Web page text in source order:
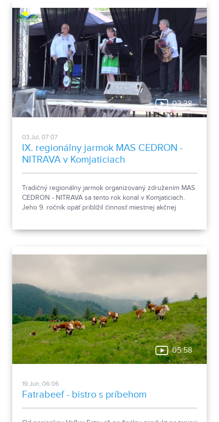
03:38
03.Jul, 07:07
IX. regionálny jarmok MAS CEDRON -
NITRAVA v Komjaticiach
Tradičný regionálny jarmok organizovaný združením MAS
CEDRON - NITRAVA sa tento rok konal v Komjaticiach.
Jeho 9. ročník opäť priblížil činnosť miestnej akčnej
05:58
19.Jun, 06:06
Fatrabeef - bistro s príbehom